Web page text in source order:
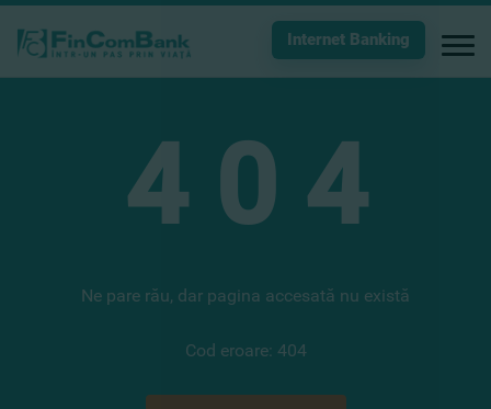
Internet Banking
4 0 4
Ne pare rău, dar pagina accesată nu există
Cod eroare: 404